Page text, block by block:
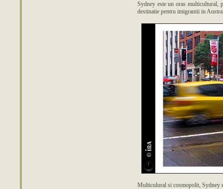
Sydney este un oras multicultural,
destinatie pentru imigrantii in
Multiculural si cosmopolit, Sydney